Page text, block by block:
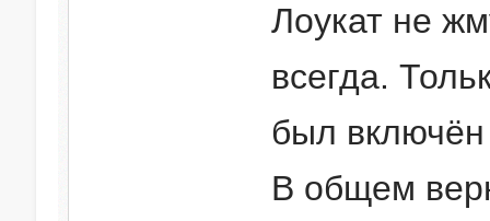
Лоукат не
всегда.
был
В общем